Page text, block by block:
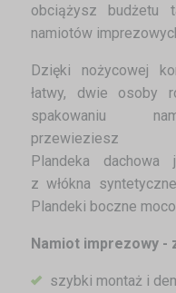
obciążysz budżetu
namiotów
Dzięki nożycowej
łatwy, dwie osoby
spakowaniu
przewieziesz
Plandeka dachowa
z włókna
Plandeki boczne
Namiot imprezowy -
szybki montaż i